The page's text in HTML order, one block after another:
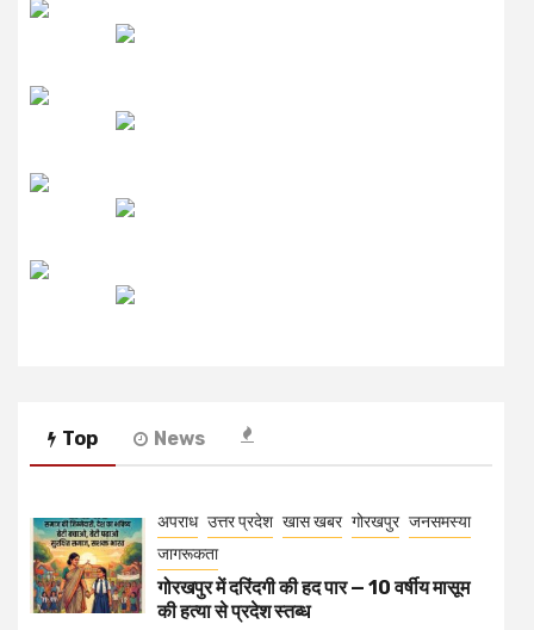
Top News
अपराध उत्तर प्रदेश खास खबर गोरखपुर जनसमस्या
जागरूकता
गोरखपुर में दरिंदगी की हद पार — 10 वर्षीय मासूम
की हत्या से प्रदेश स्तब्ध